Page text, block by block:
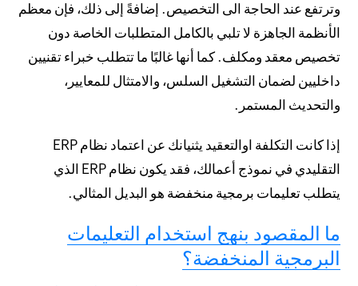
وترتفع عند الحاجة الى التخصيص. إضافةً إلى ذلك، فإن معظم
الأنظمة الجاهزة لا تلبي بالكامل المتطلبات الخاصة دون
تخصيص معقد ومكلف. كما أنها غالبًا ما تتطلب خبراء تقنيين
داخليين لضمان التشغيل السلس، والامتثال للمعايير،
والتحديث المستمر.
إذا كانت التكلفة اوالتعقيد يثنيانك عن اعتماد نظام ERP
التقليدي في نموذج أعمالك، فقد يكون نظام ERP الذي
يتطلب تعليمات برمجية منخفضة هو البديل المثالي.
ما المقصود بنهج استخدام التعليمات
البرمجية المنخفضة؟